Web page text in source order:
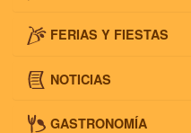
FERIAS Y FIESTAS
NOTICIAS
GASTRONOMÍA